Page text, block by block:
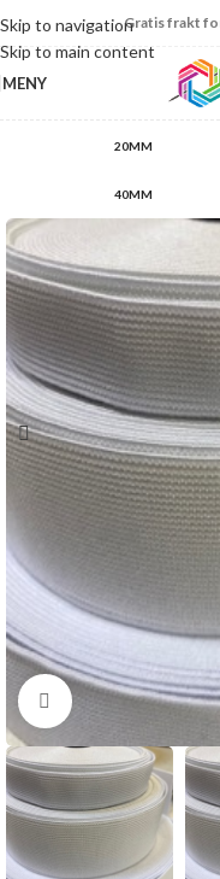
Skip to navigation
Skip to main content
Gratis frakt
MENY
20MM
40MM
Click to enlarge